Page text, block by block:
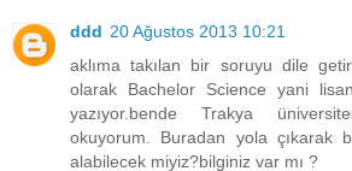
ddd 20 Ağustos 2013 10:21
aklıma takılan bir soruyu dile
olarak Bachelor Science yani
yazıyor.bende Trakya
okuyorum. Buradan yola çıkarak
alabilecek miyiz?bilginiz var mı ?